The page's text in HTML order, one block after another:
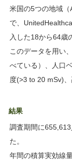
米国の5つの地域
で、
入した18から64歳
このデータを用い
べている）、人口
度(>3 to 20 mSv)
結果
調査期間に
た。
年間の積算実効線